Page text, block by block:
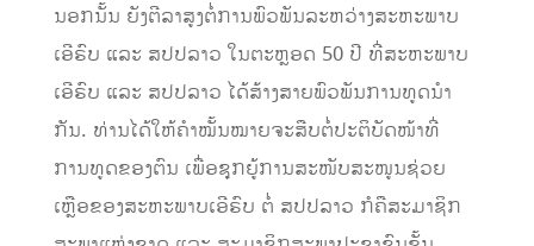
ນອກນັ້ນ ຍັງຕີລາສູງຕໍ່ການພົວພັນລະຫວ່າງສະຫະພາບ
ເອີຣົບ ແລະ ສປປລາວ ໃນຕະຫຼອດ 50 ປີ ທີ່ສະຫະພາບ
ເອີຣົບ ແລະ ສປປລາວ ໄດ້ສ້າງສາຍພົວພັນການທູດນຳ
ກັນ. ທ່ານໄດ້ໃຫ້ຄຳໝັ້ນໝາຍຈະສືບຕໍ່ປະຕິບັດໜ້າທີ່
ການທູດຂອງຕົນ ເພື່ອຊຸກຍູ້ການສະໜັບສະໜູນຊ່ວຍ
ເຫືຼອຂອງສະຫະພາບເອີຣົບ ຕໍ່ ສປປລາວ ກໍຄືສະມາຊິກ